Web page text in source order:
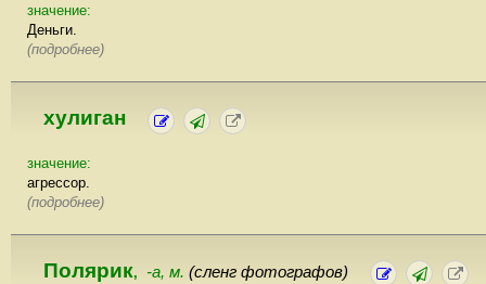
значение:
Деньги.
(подробнее)
хулиган
значение:
агрессор.
(подробнее)
Полярик, -а, м. (сленг фотографов)